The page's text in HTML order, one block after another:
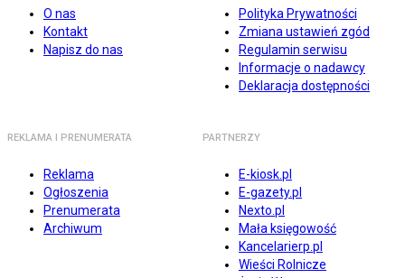
O nas
Kontakt
Napisz do nas
Polityka Prywatności
Zmiana ustawień zgód
Regulamin serwisu
Informacje o nadawcy
Deklaracja dostępności
REKLAMA I PRENUMERATA
Reklama
Ogłoszenia
Prenumerata
Archiwum
PARTNERZY
E-kiosk.pl
E-gazety.pl
Nexto.pl
Mała księgowość
Kancelarierp.pl
Wieści Rolnicze